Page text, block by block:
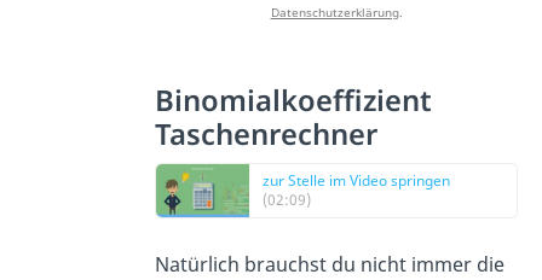
Datenschutzerklärung.
Binomialkoeffizient
Taschenrechner
zur Stelle im Video springen
(02:09)
Natürlich brauchst du nicht immer die